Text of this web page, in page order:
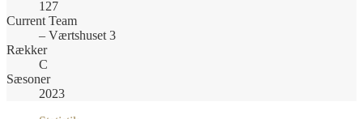
127
Current Team
– Værtshuset 3
Rækker
C
Sæsoner
2023